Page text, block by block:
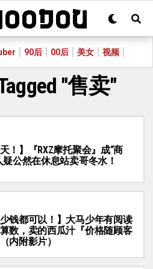
90后 00后 美女 视频
"售卖"
天！】『RXZ摩托聚会』成“商
疑公然在休息站卖哥冬水！
少钱都可以！】大马少年有阅读
数，卖的西瓜汁『价格随顾客
内附影片）